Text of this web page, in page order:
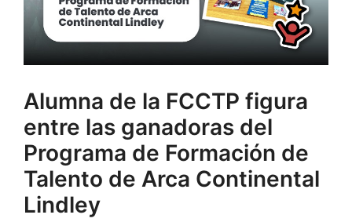
Alumna de la FCCTP figura
entre las ganadoras del
Programa de Formación de
Talento de Arca Continental
Lindley